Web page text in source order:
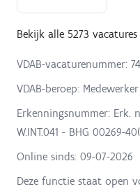
Bekijk alle 5273 vacatures
VDAB-vacaturenummer:
VDAB-beroep:
Erkenningsnummer: Erk.
W.INT.041 - BHG 00269-
Online sinds: 09-07-2026
Deze functie staat open